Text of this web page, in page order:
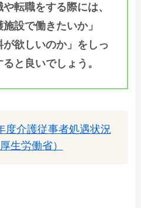
や転職をする際には、
設で働きたいか」
が欲しいのか」をしっ
と良いでしょう。
度介護従事者処遇状況
生労働省）